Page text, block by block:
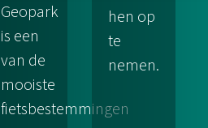
Geopark
is een
van de
mooiste
fietsbestemmingen
hen op
te
nemen.